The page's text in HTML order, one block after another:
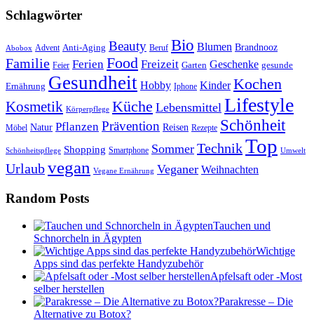
Schlagwörter
Abobox Advent Anti-Aging Beauty Beruf Bio Blumen Brandnooz
Familie Feier Ferien Food Freizeit Garten Geschenke gesunde
Ernährung Gesundheit Hobby Iphone Kinder Kochen
Kosmetik Körperpflege Küche Lebensmittel Lifestyle
Möbel Natur Pflanzen Prävention Reisen Rezepte Schönheit
Schönheitspflege Shopping Smartphone Sommer TechnikTop Umwelt
Urlaubvegan Vegane Ernährung Veganer Weihnachten
Random Posts
Tauchen und
Schnorcheln in Ägypten
Wichtige
Apps sind das perfekte Handyzubehör
Apfelsaft oder -Most
selber herstellen
Parakresse – Die
Alternative zu Botox?